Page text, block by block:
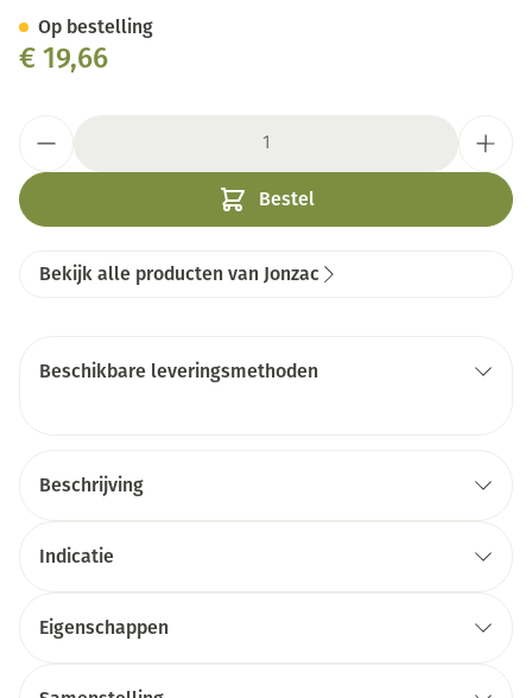
€ 19,66
Bestel
Op bestelling
Bekijk alle producten van Jonzac
Beschikbare leveringsmethoden
Beschrijving
Indicatie
Eigenschappen